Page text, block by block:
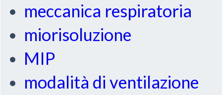
meccanica respiratoria
miorisoluzione
MIP
modalità di ventilazione